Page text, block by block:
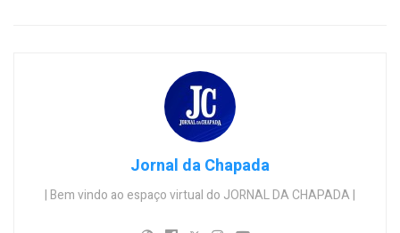
Jornal da Chapada
| Bem vindo ao espaço virtual do JORNAL DA CHAPADA |